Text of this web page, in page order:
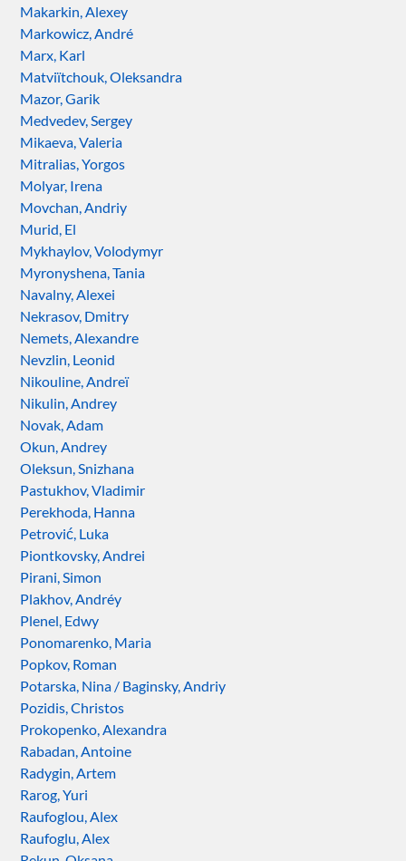
Makarkin, Alexey
Markowicz, André
Marx, Karl
Matviïtchouk, Oleksandra
Mazor, Garik
Medvedev, Sergey
Mikaeva, Valeria
Mitralias, Yorgos
Molyar, Irena
Movchan, Andriy
Murid, El
Mykhaylov, Volodymyr
Myronyshena, Tania
Navalny, Alexei
Nekrasov, Dmitry
Nemets, Alexandre
Nevzlin, Leonid
Nikouline, Andreï
Nikulin, Andrey
Novak, Adam
Okun, Andrey
Oleksun, Snizhana
Pastukhov, Vladimir
Perekhoda, Hanna
Petrović, Luka
Piontkovsky, Andrei
Pirani, Simon
Plakhov, Andréy
Plenel, Edwy
Ponomarenko, Maria
Popkov, Roman
Potarska, Nina / Baginsky, Andriy
Pozidis, Christos
Prokopenko, Alexandra
Rabadan, Antoine
Radygin, Artem
Rarog, Yuri
Raufoglou, Alex
Raufoglu, Alex